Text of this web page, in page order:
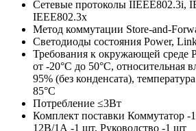
Сетевые протоколы IIEEE802.3i,
IEEE802.3x
Метод коммутации Store-and-
Светодиоды состояния Power,
Требования к окружающей среде
от -20°C до 50°C, относительная
95% (без конденсата),
85°C
Потребление ≤3Вт
Комплект поставки Коммутатор -
12В/1А -1 шт, Руководство -1 шт